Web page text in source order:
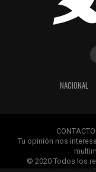
NACIONAL
Tu opinión nos
© 2020 Todos los